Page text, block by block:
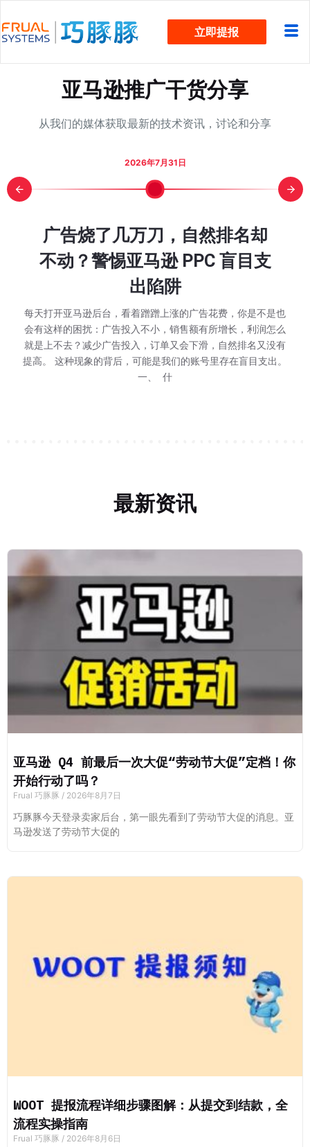
过
立即提报
亚马逊推广干货分享
从我们的媒体获取最新的技术资讯，讨论和分享
被费用
算 Q4
月 15 日至 2027
送、多渠道配送
卖家来说，这不
却从
到的？
广告费？ 费用是
花费，还有一个
新规官
到底变
讨论最多的问题
一刀切改我的链
排名却
盲目支
费，你是不是也
增长，利润怎么
自然排名又没有
存在盲目支出。
促“劳
行动了
劳动节大促的消
在 8 月 28 日到
要促销机会 官方
促作为 Q
骤图
流程实
报价-跑活动"三步
个环节，环环相
手 70,000+ 卖
么走的，配上
被费用
算 Q4
月 15 日至 2027
送、多渠道配送
卖家来说，这不
却从
到的？
广告费？ 费用是
花费，还有一个
新规官
到底变
讨论最多的问题
一刀切改我的链
广告烧了几万刀，自然排名却
不动？警惕亚马逊 PPC 盲目支
出陷阱
每天打开亚马逊后台，看着蹭蹭上涨的广告花费，你是不是也
会有这样的困扰：广告投入不小，销售额有所增长，利润怎么
就是上不去？减少广告投入，订单又会下滑，自然排名又没有
提高。 这种现象的背后，可能是我们的账号里存在盲目支出。
一、 什
亚马逊
动节大
巧豚豚今天登录
息。亚马逊发送
9 月 7 日。 一、
这次给出
解：
不少卖家对
走，但实际跑起
扣，每个环节都
家、
旺季单
吃掉
巧豚豚了解到，
年 1 月 14 日 期
MCF、Buy with
日销 30
46%降
们，那些做成功
有，但大家在亚
2026年7月31日
最新资讯
亚马逊 Q4 前最后一次大促“劳动节大促”定档！你
开始行动了吗？
Frual 巧豚豚 2026年8月7日
巧豚豚今天登录卖家后台，第一眼先看到了劳动节大促的消息。亚
马逊发送了劳动节大促的
WOOT 提报流程详细步骤图解：从提交到结款，全
流程实操指南
Frual 巧豚豚 2026年8月6日